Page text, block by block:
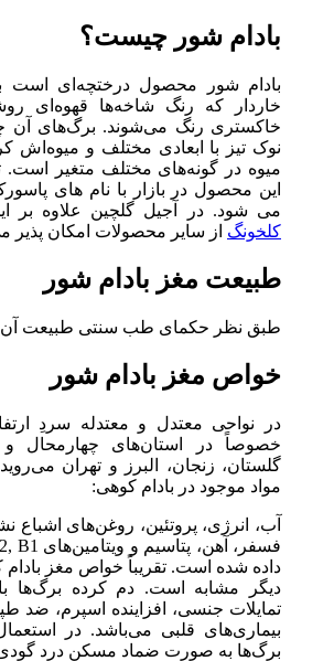
بادام شور چیست؟
بادام شور محصول درختچه‌ای است
خاردار که رنگ شاخه‌ها قهوه‌ای
خاکستری رنگ می‌شوند. برگ‌های آن
نوک تیز با ابعادی مختلف و میوه‌اش
میوه در گونه‌های مختلف متغیر است.
این محصول در بازار با نام های
می شود. در آجیل گلچین علاوه بر
کلخونگ از سایر محصولات امکان پذیر
طبیعت مغز بادام شور
طبق نظر حکمای طب سنتی طبیعت
خواص مغز بادام شور
در نواحی معتدل و معتدله سردِ
خصوصاً در استان‌های چهارمحال و
گلستان، زنجان، البرز و تهران
مواد موجود در بادام کوهی:
آب، انرژی، پروتئین، روغن‌های اشباع
داده شده است. تقریباً خواص مغز بادام
دیگر مشابه است. دم کرده برگ‌ها
تمایلات جنسی، افزاینده اسپرم، ضد
بیماری‌های قلبی می‌باشد. در
برگ‌ها به صورت ضماد مسکن درد